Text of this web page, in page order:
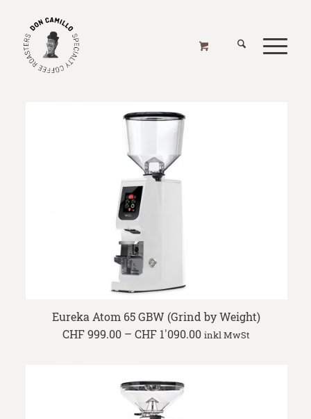
EUREKA
Home / Online Shop Mühlen - Elektrisch Eureka
Eureka Atom 65 GBW (Grind by Weight)
CHF999.00 – CHF 1'090.00Price
range:
inkl MwSt